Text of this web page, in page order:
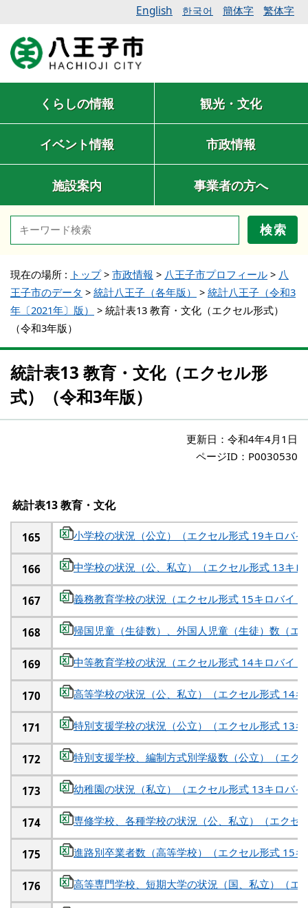
English 한국어 簡体字 繁体字
くらしの情報 観光・文化
イベント情報 市政情報
施設案内 事業者の方へ
検索
現在の場所 : トップ> 市政情報 > 八王子市プロフィール > 八
王子市のデータ > 統計八王子（各年版） > 統計八王子（令和3
年〔2021年〕版）
> 統計表13 教育・文化（エクセル形式）
（令和3年版）
統計表13 教育・文化（エクセル形
式）（令和3年版）
更新日： 令和4年4月1日
ページID：P0030530
統計表13 教育・文化
165 小学校の状況（公立）（エクセル形式 19キロバイ
166 中学校の状況（公、私立）（エクセル形式 13キ
167 義務教育学校の状況（エクセル形式 15キロバイト
168 帰国児童（生徒数）、外国人児童（生徒）数（エ
169 中等教育学校の状況（エクセル形式 14キロバイト
170 高等学校の状況（公、私立）（エクセル形式 14
171 特別支援学校の状況（公立）（エクセル形式 13
172 特別支援学校、編制方式別学級数（公立）（エク
173 幼稚園の状況（私立）（エクセル形式 13キロバイ
174 専修学校、各種学校の状況（公、私立）（エクセ
175 進路別卒業者数（高等学校）（エクセル形式 15
176 高等専門学校、短期大学の状況（国、私立）（エ